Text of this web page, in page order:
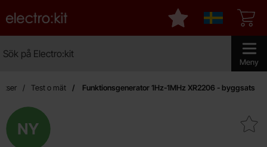
Meny
Startsidan för Electro:kit
Sverige
Mina favoriter
Test o mät Funktionsgenerator 1Hz-1MHz XR2206 - byggsats
Makera funktionsgenerator 1Hz-
Ny